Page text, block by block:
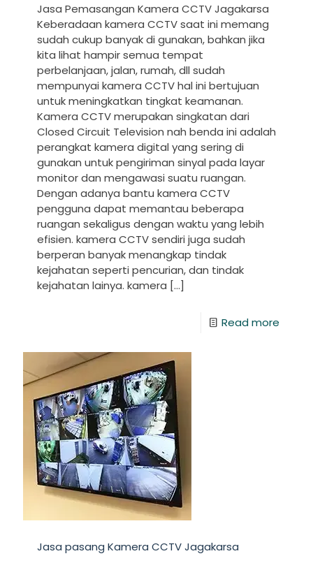
Jasa Pemasangan Kamera CCTV Jagakarsa
Keberadaan kamera CCTV saat ini memang
sudah cukup banyak di gunakan, bahkan jika
kita lihat hampir semua tempat
perbelanjaan, jalan, rumah, dll sudah
mempunyai kamera CCTV hal ini bertujuan
untuk meningkatkan tingkat keamanan.
Kamera CCTV merupakan singkatan dari
Closed Circuit Television nah benda ini adalah
perangkat kamera digital yang sering di
gunakan untuk pengiriman sinyal pada layar
monitor dan mengawasi suatu ruangan.
Dengan adanya bantu kamera CCTV
pengguna dapat memantau beberapa
ruangan sekaligus dengan waktu yang lebih
efisien. kamera CCTV sendiri juga sudah
berperan banyak menangkap tindak
kejahatan seperti pencurian, dan tindak
kejahatan lainya. kamera […]
Read more
Jasa pasang Kamera CCTV Jagakarsa